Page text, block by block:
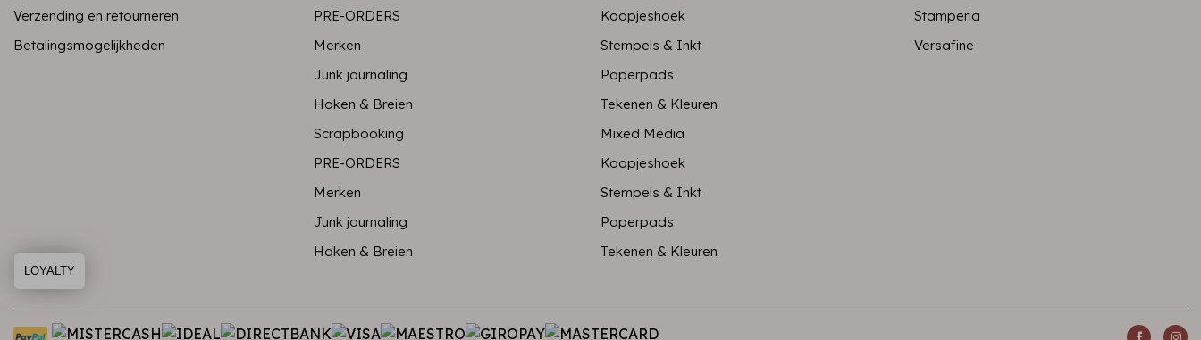
Verzending en retourneren
Betalingsmogelijkheden
PRE-ORDERS
Koopjeshoek
Merken
Stempels & Inkt
Junk journaling
Paperpads
Haken & Breien
Tekenen & Kleuren
Scrapbooking
Mixed Media
PRE-ORDERS
Koopjeshoek
Merken
Stempels & Inkt
Junk journaling
Paperpads
Haken & Breien
Tekenen & Kleuren
Stamperia
Versafine
LOYALTY